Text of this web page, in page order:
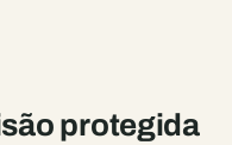
protegida